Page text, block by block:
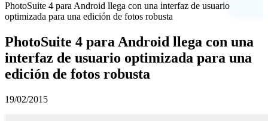
PhotoSuite 4 para Android llega con una interfaz de usuario
optimizada para una edición de fotos robusta
PhotoSuite 4 para Android llega con una
interfaz de usuario optimizada para una
edición de fotos robusta
19/02/2015